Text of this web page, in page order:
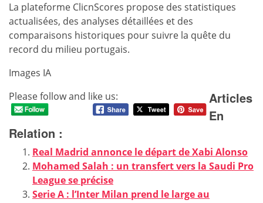
La plateforme ClicnScores propose des statistiques
actualisées, des analyses détaillées et des
comparaisons historiques pour suivre la quête du
record du milieu portugais.
Images IA
Please follow and like us:
Articles
En
Relation :
Real Madrid annonce le départ de Xabi Alonso
Mohamed Salah : un transfert vers la Saudi Pro
League se précise
Serie A : l’Inter Milan prend le large au